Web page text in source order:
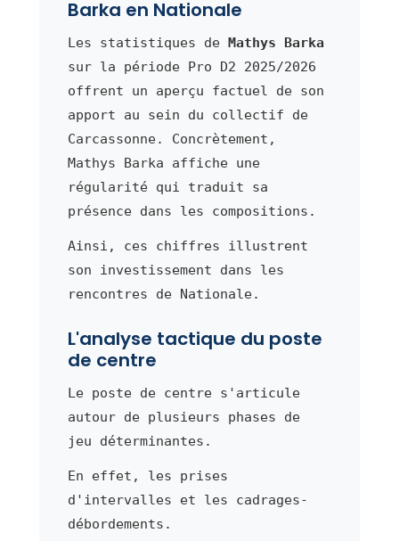
Barka en Nationale
Les statistiques de Mathys Barka
sur la période Pro D2 2025/2026
offrent un aperçu factuel de son
apport au sein du collectif de
Carcassonne. Concrètement,
Mathys Barka affiche une
régularité qui traduit sa
présence dans les compositions.
Ainsi, ces chiffres illustrent
son investissement dans les
rencontres de Nationale.
L'analyse tactique du poste
de centre
Le poste de centre s'articule
autour de plusieurs phases de
jeu déterminantes.
En effet, les prises
d'intervalles et les cadrages-
débordements.